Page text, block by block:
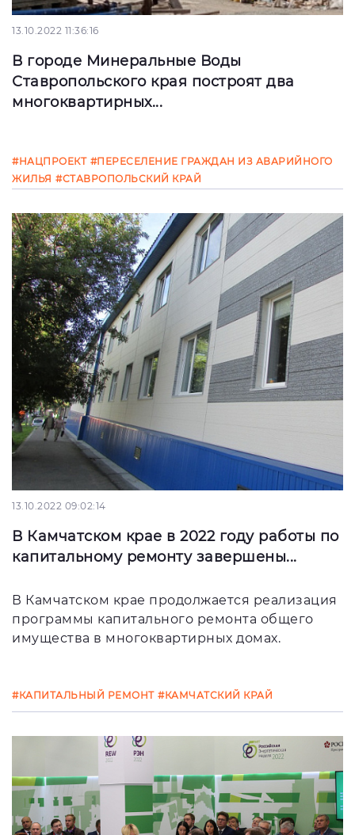
13.10.2022 11:36:16
В городе Минеральные Воды
Ставропольского края построят два
многоквартирных...
национального проекта «Жилье и городская
среда» продолжается выполнение
#НАЦПРОЕКТ #ПЕРЕСЕЛЕНИЕ ГРАЖДАН ИЗ АВАРИЙНОГО
ЖИЛЬЯ #СТАВРОПОЛЬСКИЙ КРАЙ
13.10.2022 09:02:14
В Камчатском крае в 2022 году работы по
капитальному ремонту завершены...
В Камчатском крае продолжается реализация
программы капитального ремонта общего
имущества в многоквартирных домах.
#КАПИТАЛЬНЫЙ РЕМОНТ #КАМЧАТСКИЙ КРАЙ